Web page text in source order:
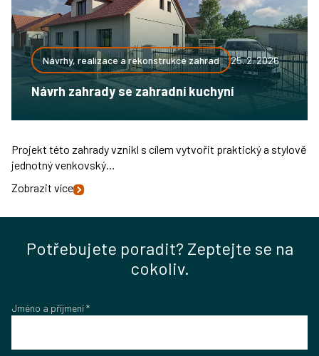
Návrhy, realizace a rekonstrukce zahrad 25. 2. 2026
Návrh zahrady se zahradní kuchyní
Projekt této zahrady vznikl s cílem vytvořit praktický a stylově
jednotný venkovský…
Zobrazit více
Potřebujete poradit? Zeptejte se na
cokoliv.
Jméno a příjmení*